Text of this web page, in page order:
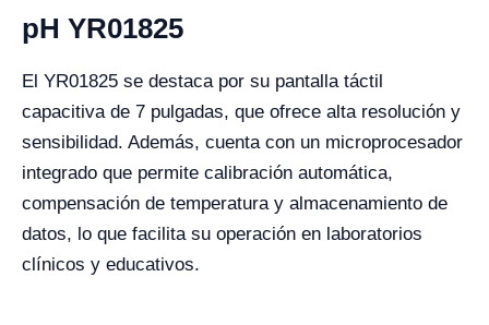
pH YR01825
El YR01825 se destaca por su pantalla táctil
capacitiva de 7 pulgadas, que ofrece alta resolución y
sensibilidad. Además, cuenta con un microprocesador
integrado que permite calibración automática,
compensación de temperatura y almacenamiento de
datos, lo que facilita su operación en laboratorios
clínicos y educativos.